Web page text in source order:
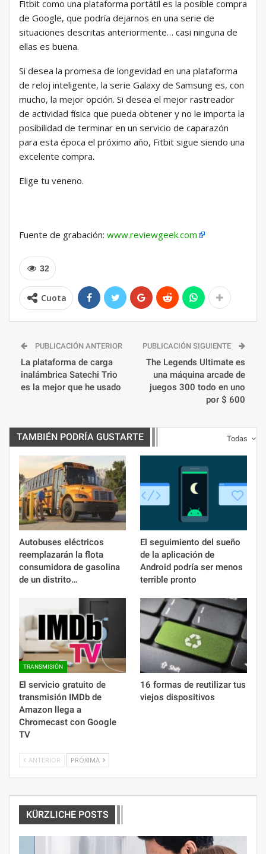
Fitbit como una plataforma portátil es la posible compra
de Google, que podría dejarnos en una serie de
situaciones descritas anteriormente… casi ninguna de
ellas es buena.
Si desea la promesa de longevidad en una plataforma
de reloj inteligente, la serie Galaxy de Samsung es, con
mucho, la mejor opción. Si desea el mejor rastreador
de actividad física que pueda obtener y no le importa la
posibilidad de terminar en un servicio de caparazón
para esta época el próximo año, Fitbit sigue siendo una
excelente compra.
Elige tu veneno.
Fuente de grabación: www.reviewgeek.com
32
Cuota
PUBLICACIÓN ANTERIOR
La plataforma de carga
inalámbrica Satechi Trio
es la mejor que he usado
PUBLICACIÓN SIGUIENTE
The Legends Ultimate es
una máquina arcade de
juegos 300 todo en uno
por $ 600
Todas
TAMBIÉN PODRÍA GUSTARTE
Autobuses eléctricos
reemplazarán la flota
consumidora de gasolina
de un distrito…
El seguimiento del sueño
de la aplicación de
Android podría ser menos
terrible pronto
TRANSMISIÓN
El servicio gratuito de
transmisión IMDb de
Amazon llega a
Chromecast con Google
TV
16 formas de reutilizar tus
viejos dispositivos
ANTERIOR PRÓXIMA
KÜRZLICHE POSTS